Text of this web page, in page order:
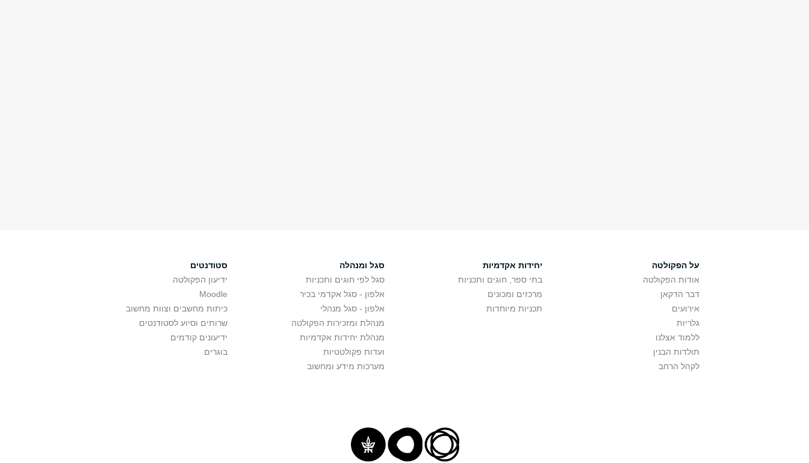
על הפקולטה
אודות הפקולטה
דבר הדקאן
אירועים
גלריות
ללמוד אצלנו
תולדות הבנין
לקהל הרחב
יחידות אקדמיות
בתי ספר, חוגים ותכניות
מרכזים ומכונים
תכניות מיוחדות
סגל ומנהלה
סגל לפי חוגים ותכניות
אלפון - סגל אקדמי בכיר
אלפון - סגל מנהלי
מנהלת ומזכירות הפקולטה
מנהלת יחידות אקדמיות
ועדות פקולטטיות
מערכות מידע ומחשוב
סטודנטים
ידיעון הפקולטה
Moodle
כיתות מחשבים וצוות מחשוב
שרותים וסיוע לסטודנטים
ידיעונים קודמים
בוגרים